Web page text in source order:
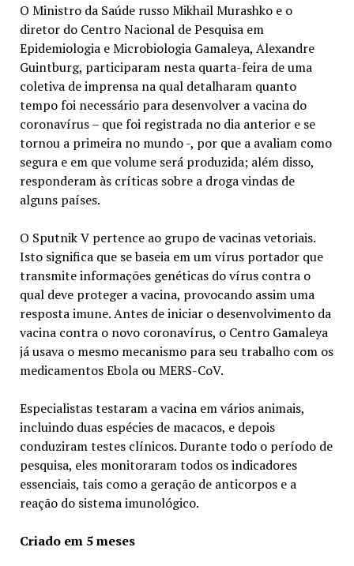
O Ministro da Saúde russo Mikhail Murashko e o
diretor do Centro Nacional de Pesquisa em
Epidemiologia e Microbiologia Gamaleya, Alexandre
Guintburg, participaram nesta quarta-feira de uma
coletiva de imprensa na qual detalharam quanto
tempo foi necessário para desenvolver a vacina do
coronavírus – que foi registrada no dia anterior e se
tornou a primeira no mundo -, por que a avaliam como
segura e em que volume será produzida; além disso,
responderam às críticas sobre a droga vindas de
alguns países.
O Sputnik V pertence ao grupo de vacinas vetoriais.
Isto significa que se baseia em um vírus portador que
transmite informações genéticas do vírus contra o
qual deve proteger a vacina, provocando assim uma
resposta imune. Antes de iniciar o desenvolvimento da
vacina contra o novo coronavírus, o Centro Gamaleya
já usava o mesmo mecanismo para seu trabalho com os
medicamentos Ebola ou MERS-CoV.
Especialistas testaram a vacina em vários animais,
incluindo duas espécies de macacos, e depois
conduziram testes clínicos. Durante todo o período de
pesquisa, eles monitoraram todos os indicadores
essenciais, tais como a geração de anticorpos e a
reação do sistema imunológico.
Criado em 5 meses